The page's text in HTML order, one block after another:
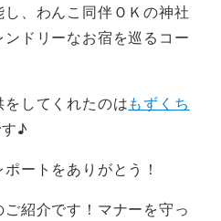
、わんこ同伴ＯＫの神社
ドリーなお宿を巡るコー
してくれたのはもずくち
♪
ートをありがとう！
紹介です！マナーを守っ